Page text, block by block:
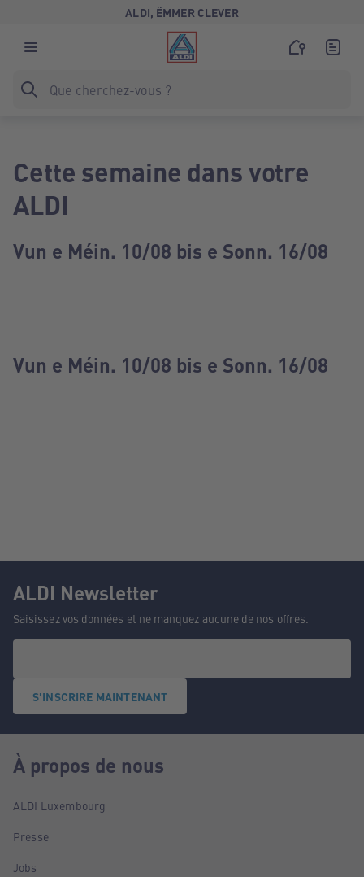
ALDI, ËMMER CLEVER
Cette semaine dans votre
ALDI
Vun e Méin. 10/08 bis e Sonn. 16/08
Vun e Méin. 10/08 bis e Sonn. 16/08
ALDI Newsletter
Saisissez vos données et ne manquez aucune de nos offres.
S'INSCRIRE MAINTENANT
À propos de nous
ALDI Luxembourg
Presse
Jobs